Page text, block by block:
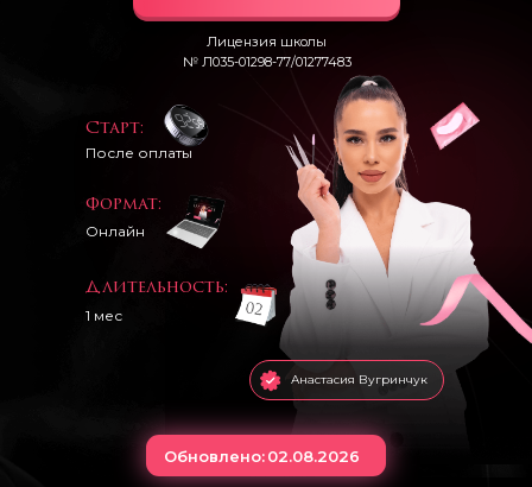
Лицензия школы
№ Л035-01298-77/01277483
Старт:
После оплаты
Формат:
Онлайн
Длительность:
1 мес
Анастасия Вугринчук
Обновлено:02.08.2026